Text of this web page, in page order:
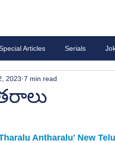
Articles Serials
2023 7 min read
Antharalu' New